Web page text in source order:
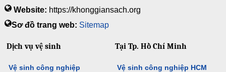
Website: https://khonggiansach.org
Sơ đồ trang web: Sitemap
Dịch vụ vệ sinh
Vệ sinh công nghiệp
Tại Tp. Hồ Chí Minh
Vệ sinh công nghiệp HCM